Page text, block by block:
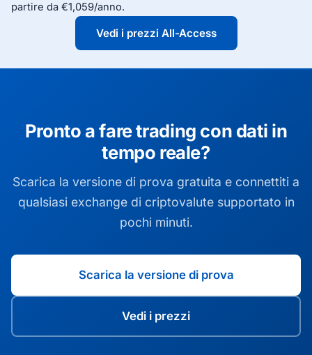
partire da €1,059/anno.
Vedi i prezzi All-Access
Pronto a fare trading con dati in
tempo reale?
Scarica la versione di prova gratuita e connettiti a
qualsiasi exchange di criptovalute supportato in
pochi minuti.
Scarica la versione di prova
Vedi i prezzi